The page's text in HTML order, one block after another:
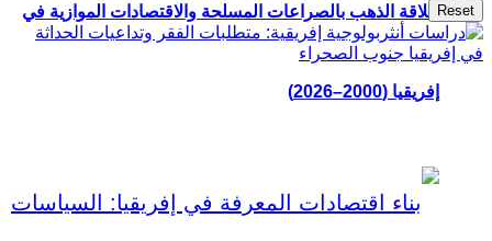
علاقة الذهب بالصراعات المسلحة والاقتصادات الموازية في
إفريقيا (2000–2026)
Reset